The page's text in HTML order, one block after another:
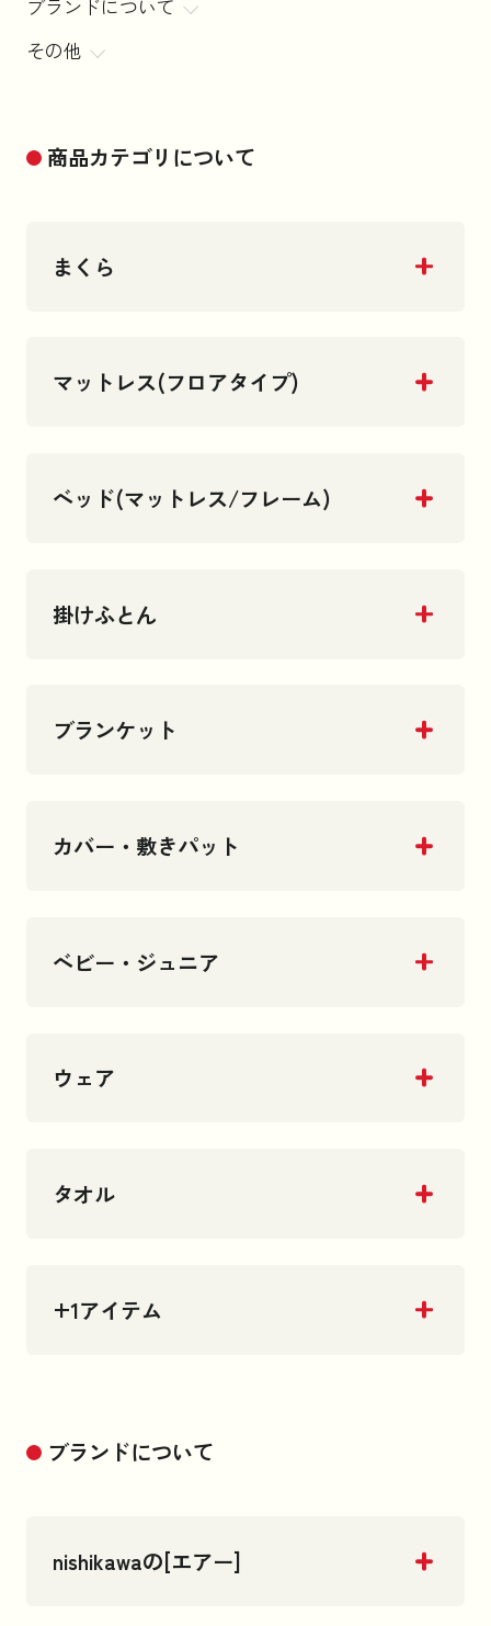
ブランドについて
その他
商品カテゴリについて
まくら
マットレス(フロアタイプ)
ベッド(マットレス/フレーム)
掛けふとん
ブランケット
カバー・敷きパット
ベビー・ジュニア
ウェア
タオル
+1アイテム
ブランドについて
nishikawaの[エアー]